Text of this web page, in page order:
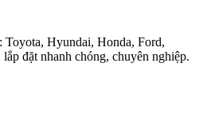
Toyota, Hyundai, Honda, Ford,
đặt nhanh chóng, chuyên nghiệp.